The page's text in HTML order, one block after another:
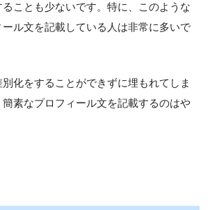
ことも少ないです。特に、このような
ル文を記載している人は非常に多いで
化をすることができずに埋もれてしま
素なプロフィール文を記載するのはや